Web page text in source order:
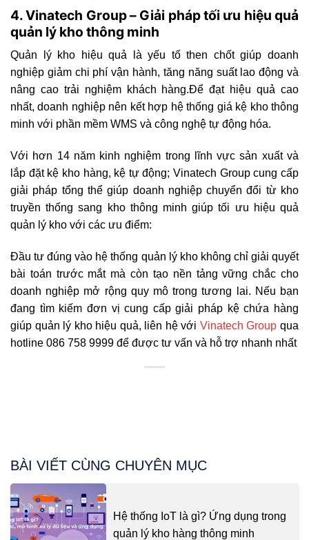
4. Vinatech Group – Giải pháp tối ưu hiệu quả
quản lý kho thông minh
Quản lý kho hiệu quả là yếu tố then chốt giúp doanh
nghiệp giảm chi phí vận hành, tăng năng suất lao động và
nâng cao trải nghiệm khách hàng.Để đạt hiệu quả cao
nhất, doanh nghiệp nên kết hợp hệ thống giá kệ kho thông
minh với phần mềm WMS và công nghệ tự động hóa.
Với hơn 14 năm kinh nghiệm trong lĩnh vực sản xuất và
lắp đặt kệ kho hàng, kệ tự động; Vinatech Group cung cấp
giải pháp tổng thể giúp doanh nghiệp chuyển đổi từ kho
truyền thống sang kho thông minh giúp tối ưu hiệu quả
quản lý kho với các ưu điểm:
Đầu tư đúng vào hệ thống quản lý kho không chỉ giải quyết
bài toán trước mắt mà còn tạo nền tảng vững chắc cho
doanh nghiệp mở rộng quy mô trong tương lai. Nếu bạn
đang tìm kiếm đơn vị cung cấp giải pháp kệ chứa hàng
giúp quản lý kho hiệu quả, liên hệ với Vinatech Group qua
hotline 086 758 9999 để được tư vấn và hỗ trợ nhanh nhất
BÀI VIẾT CÙNG CHUYÊN MỤC
Hệ thống IoT là gì? Ứng dụng trong
quản lý kho hàng thông minh